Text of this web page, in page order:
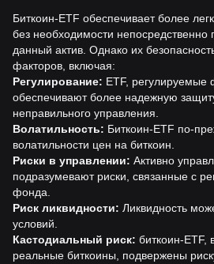
Биткоин-ETF обеспечивает более
без необходимости непосредственно
данный актив. Однако их
факторов, включая:
Регулирование: ETF, регулируемые
обеспечивают более надежную
неправильного управления.
Волатильность: Биткоин-ETF по-
волатильности цен на биткоин.
Риски в управлении: Активно
подразумевают риски, связанные с
фонда.
Риск ликвидности: Ликвидность
условий.
Кастодиальный риск: биткоин-ETF,
реальные биткоины, подвержены